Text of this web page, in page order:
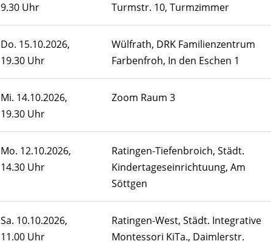
9.30 Uhr
Turmstr. 10, Turmzimmer
Do. 15.10.2026,
19.30 Uhr
Wülfrath, DRK Familienzentrum
Farbenfroh, In den Eschen 1
Mi. 14.10.2026,
19.30 Uhr
Zoom Raum 3
Mo. 12.10.2026,
14.30 Uhr
Ratingen-Tiefenbroich, Städt.
Kindertageseinrichtuung, Am
Söttgen
Sa. 10.10.2026,
11.00 Uhr
Ratingen-West, Städt. Integrative
Montessori KiTa., Daimlerstr.